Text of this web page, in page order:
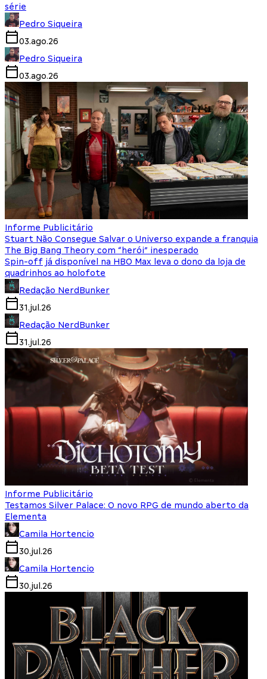
série
Pedro Siqueira
03.ago.26
Pedro Siqueira
03.ago.26
Informe Publicitário
Stuart Não Consegue Salvar o Universo expande a franquia
The Big Bang Theory com “herói” inesperado
Spin-off já disponível na HBO Max leva o dono da loja de
quadrinhos ao holofote
Redação NerdBunker
31.jul.26
Redação NerdBunker
31.jul.26
Informe Publicitário
Testamos Silver Palace: O novo RPG de mundo aberto da
Elementa
Camila Hortencio
30.jul.26
Camila Hortencio
30.jul.26